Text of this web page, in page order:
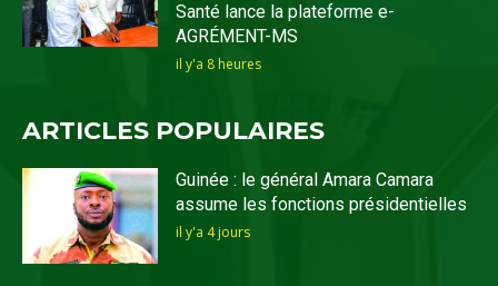
Santé lance la plateforme e-
AGRÉMENT-MS
il y'a 8 heures
ARTICLES POPULAIRES
Guinée : le général Amara Camara
assume les fonctions présidentielles
il y'a 4 jours